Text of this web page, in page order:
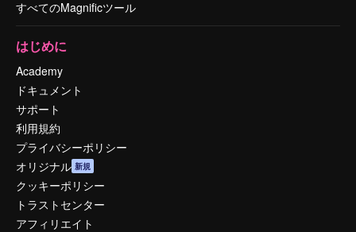
すべてのMagnificツール
はじめに
Academy
ドキュメント
サポート
利用規約
プライバシーポリシー
オリジナル 新規
クッキーポリシー
トラストセンター
アフィリエイト